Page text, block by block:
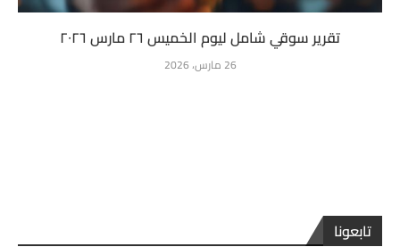
تقرير سوقي شامل ليوم الخميس ٢٦ مارس ٢٠٢٦
26 مارس، 2026
تابعونا